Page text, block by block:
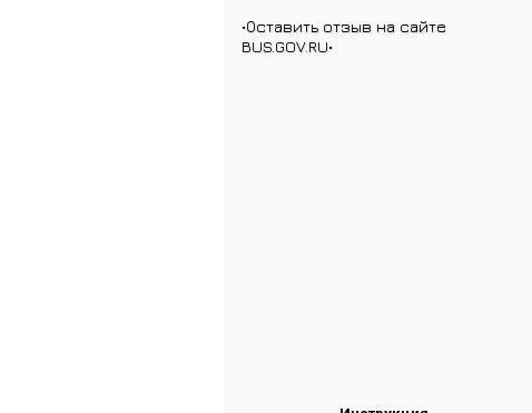
•Оставить отзыв на сайте
BUS.GOV.RU•